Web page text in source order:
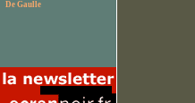
De Gaulle